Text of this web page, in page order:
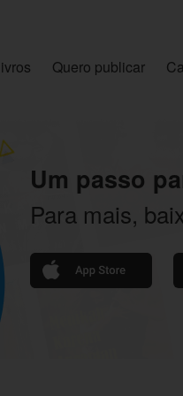
Quero publicar
Um passo
Para mais,